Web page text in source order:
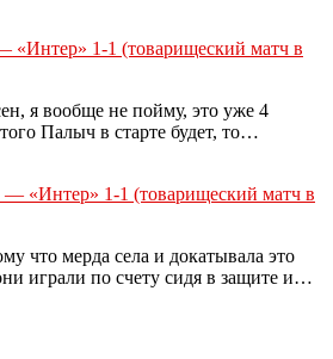
«Интер» 1-1 (товарищеский матч в
я вообще не пойму, это уже 4
Палыч в старте будет, то…
«Интер» 1-1 (товарищеский матч в
что мерда села и докатывала это
играли по счету сидя в защите и…